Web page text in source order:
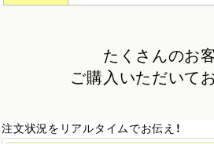
たくさんのお
ご購入いただいて
注文状況をリアルタイムでお伝え！